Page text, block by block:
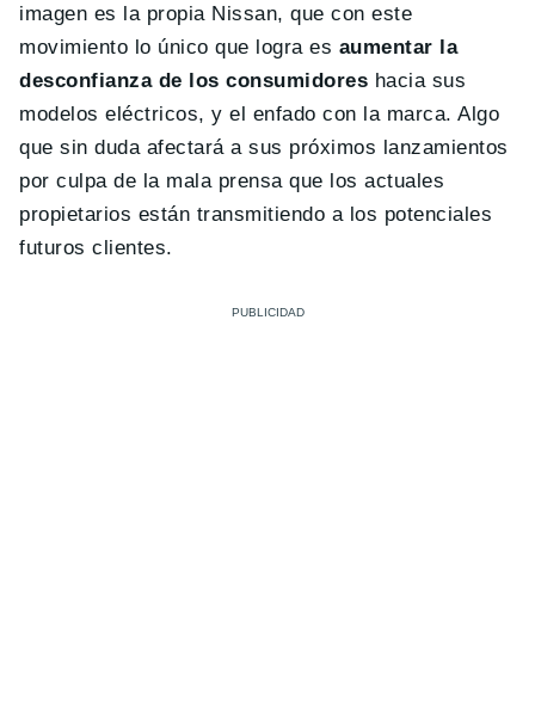
imagen es la propia Nissan, que con este
movimiento lo único que logra es aumentar la
desconfianza de los consumidores hacia sus
modelos eléctricos, y el enfado con la marca. Algo
que sin duda afectará a sus próximos lanzamientos
por culpa de la mala prensa que los actuales
propietarios están transmitiendo a los potenciales
futuros clientes.